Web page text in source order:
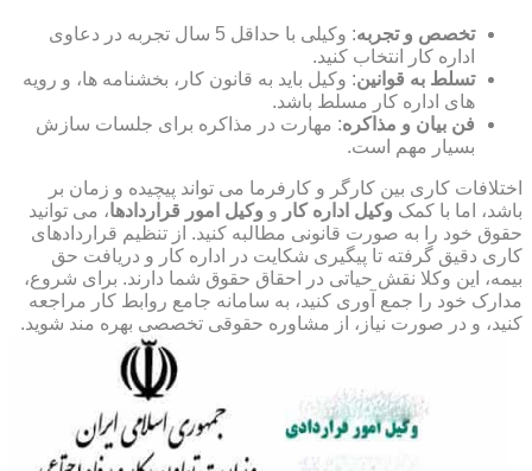
تخصص و تجربه
: وکیلی با حداقل 5 سال تجربه در دعاوی
اداره کار انتخاب کنید.
تسلط به قوانین: وکیل باید به قانون کار، بخشنامه ها، و رویه
های اداره کار مسلط باشد.
فن بیان و مذاکره: مهارت در مذاکره برای جلسات سازش
بسیار مهم است.
اختلافات کاری بین کارگر و کارفرما می تواند پیچیده و زمان بر
باشد، اما با کمک وکیل اداره کار و وکیل امور قراردادها، می توانید
حقوق خود را به صورت قانونی مطالبه کنید. از تنظیم قراردادهای
کاری دقیق گرفته تا پیگیری شکایت در اداره کار و دریافت حق
بیمه، این وکلا نقش حیاتی در احقاق حقوق شما دارند. برای شروع،
مدارک خود را جمع آوری کنید، به سامانه جامع روابط کار مراجعه
کنید، و در صورت نیاز، از مشاوره حقوقی تخصصی بهره مند شوید.